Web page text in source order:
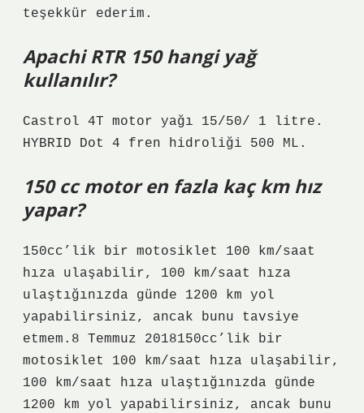
teşekkür ederim.
Apachi RTR 150 hangi yağ
kullanılır?
Castrol 4T motor yağı 15/50/ 1 litre.
HYBRID Dot 4 fren hidroliği 500 ML.
150 cc motor en fazla kaç km hız
yapar?
150cc’lik bir motosiklet 100 km/saat
hıza ulaşabilir, 100 km/saat hıza
ulaştığınızda günde 1200 km yol
yapabilirsiniz, ancak bunu tavsiye
etmem.8 Temmuz 2018150cc’lik bir
motosiklet 100 km/saat hıza ulaşabilir,
100 km/saat hıza ulaştığınızda günde
1200 km yol yapabilirsiniz, ancak bunu